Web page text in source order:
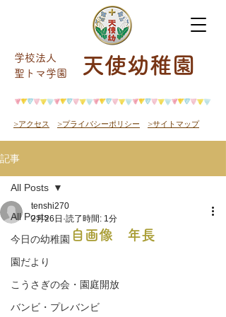
天使幼稚園
学校法人
​聖トマ学園
>アクセス >プライバシーポリシー >サイトマップ
記事
All Posts
今日の幼稚園
園だより
こうさぎの会・園庭開放
バンビ・プレバンビ
All Posts
自画像 年長
tenshi270
2月26日 読了時間: 1分